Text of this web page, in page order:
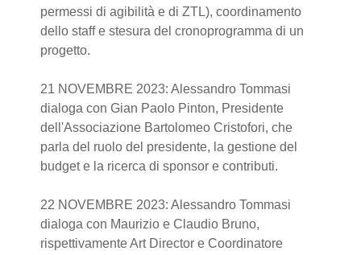
permessi di agibilità e di ZTL), coordinamento
dello staff e stesura del cronoprogramma di un
progetto.
21 NOVEMBRE 2023: Alessandro Tommasi
dialoga con Gian Paolo Pinton, Presidente
dell'Associazione Bartolomeo Cristofori, che
parla del ruolo del presidente, la gestione del
budget e la ricerca di sponsor e contributi.
22 NOVEMBRE 2023: Alessandro Tommasi
dialoga con Maurizio e Claudio Bruno,
rispettivamente Art Director e Coordinatore